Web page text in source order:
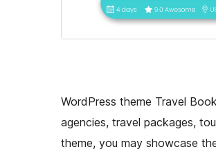
WordPress theme Travel
agencies, travel packages,
theme, you may showcase